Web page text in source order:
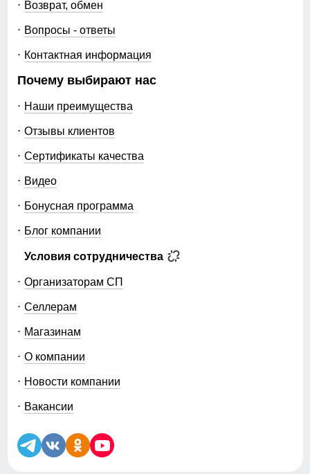
Возврат, обмен
Вопросы - ответы
Контактная информация
Почему выбирают нас
Наши преимущества
Отзывы клиентов
Сертификаты качества
Видео
Бонусная программа
Блог компании
Условия сотрудничества
Организаторам СП
Селлерам
Магазинам
О компании
Новости компании
Вакансии